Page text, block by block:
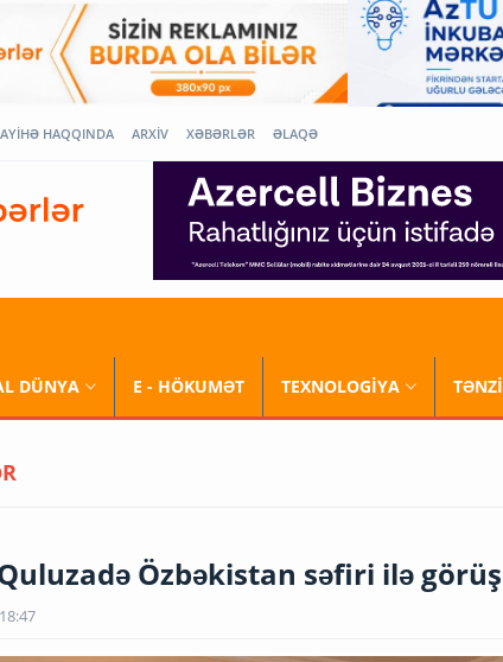
HAQQINDA ARXİV XƏBƏRLƏR ƏLAQƏ
DÜNYA E - HÖKUMƏT TEXNOLOGİYA
Özbəkistan səfiri ilə
18:47